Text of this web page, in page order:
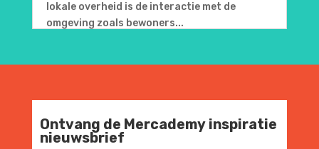
lokale overheid is de interactie met de
omgeving zoals bewoners...
Ontvang de Mercademy inspiratie
nieuwsbrief